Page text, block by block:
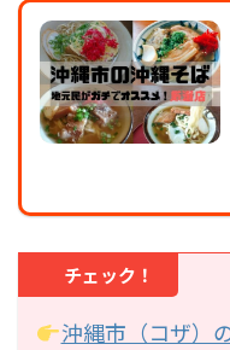
チェック！
沖縄市（コザ）